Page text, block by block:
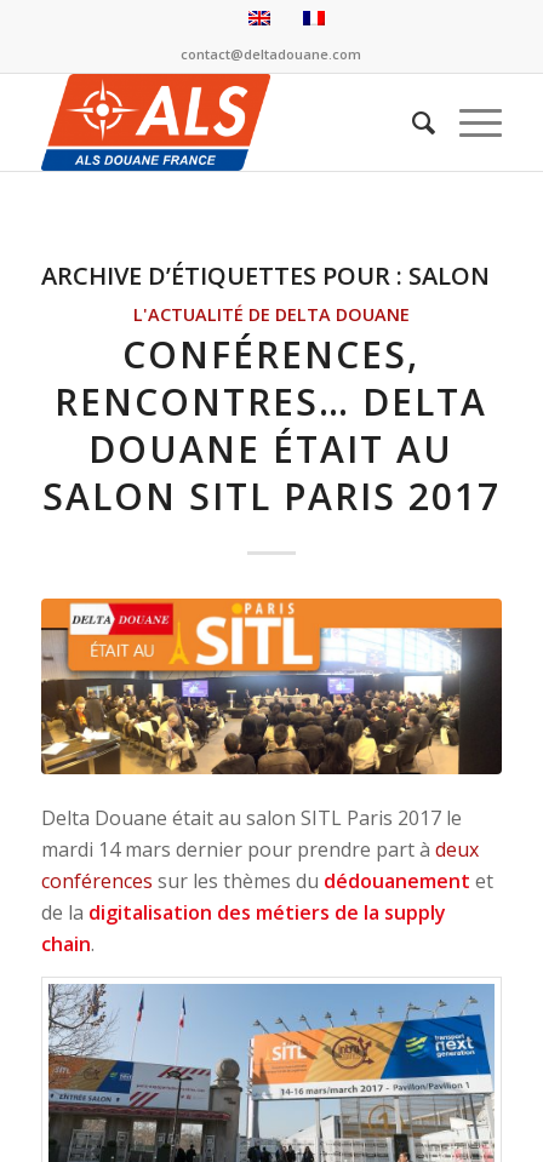
contact@deltadouane.com
ARCHIVE D’ÉTIQUETTES POUR : SALON
L'ACTUALITÉ DE DELTA DOUANE
CONFÉRENCES,
RENCONTRES… DELTA
DOUANE ÉTAIT AU
SALON SITL PARIS 2017
Delta Douane était au salon SITL Paris 2017 le
mardi 14 mars dernier pour prendre part à deux
conférences sur les thèmes du dédouanement et
de la digitalisation des métiers de la supply
chain.